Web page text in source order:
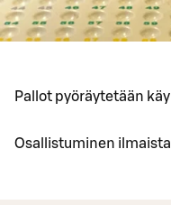
Pallot pyöräytetään
Osallistuminen